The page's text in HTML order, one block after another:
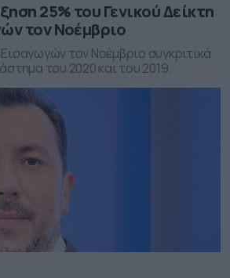
25% του Γενικού Δείκτη
τον Νοέμβριο
τον Νοέμβριο συγκριτικά
του 2020 και του 2019.